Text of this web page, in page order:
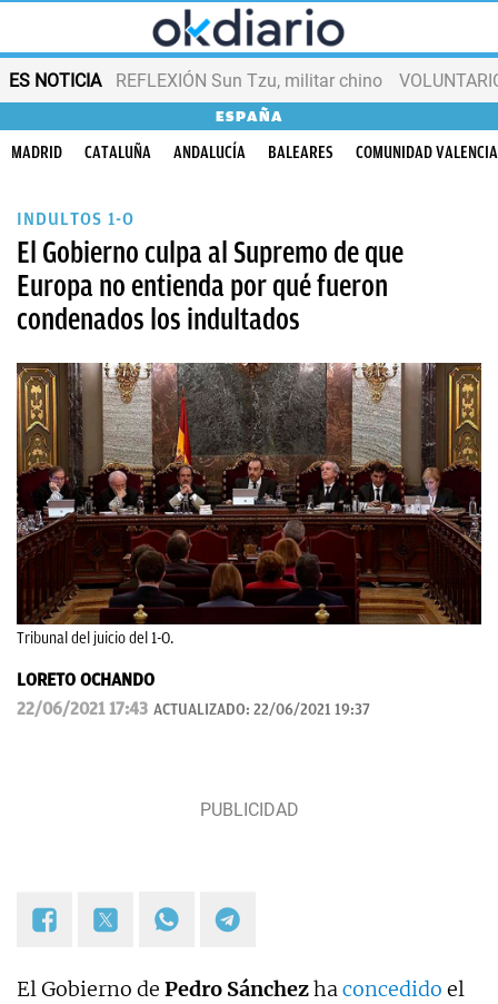
ES NOTICIA REFLEXIÓN Sun Tzu, militar chino
ESPAÑA
MADRID CATALUÑA ANDALUCÍA BALEARES COMUNIDAD
INDULTOS 1-O
El Gobierno culpa al Supremo de que
Europa no entienda por qué fueron
condenados los indultados
Tribunal del juicio del 1-O.
LORETO OCHANDO
22/06/2021 17:43 ACTUALIZADO: 22/06/2021 19:37
El Gobierno de Pedro Sánchezhaconcedido el